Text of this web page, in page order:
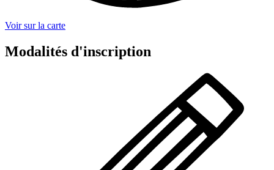
Voir sur la carte
Modalités d'inscription